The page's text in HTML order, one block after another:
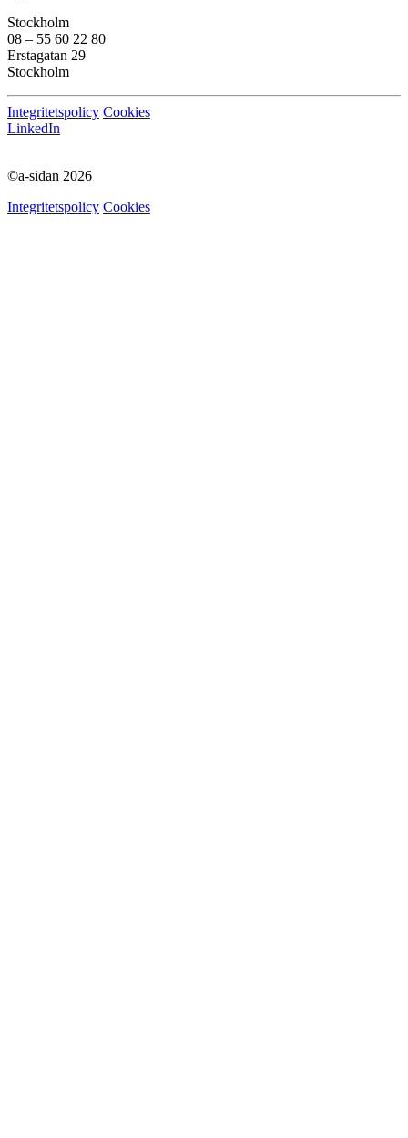
Stockholm
08 – 55 60 22 80
Erstagatan 29
Stockholm
Integritetspolicy Cookies
LinkedIn
©a-sidan 2026
Integritetspolicy Cookies